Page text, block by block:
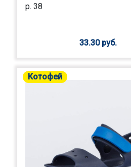
р. 38
33.30 руб.
Котофей